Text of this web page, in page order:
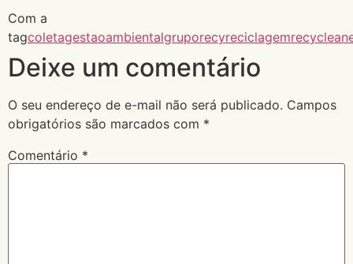
Com a
tagcoletagestaoambientalgruporecyreciclagem
Deixe um comentário
O seu endereço de e-mail não será publicado. Campos
obrigatórios são marcados com *
Comentário *